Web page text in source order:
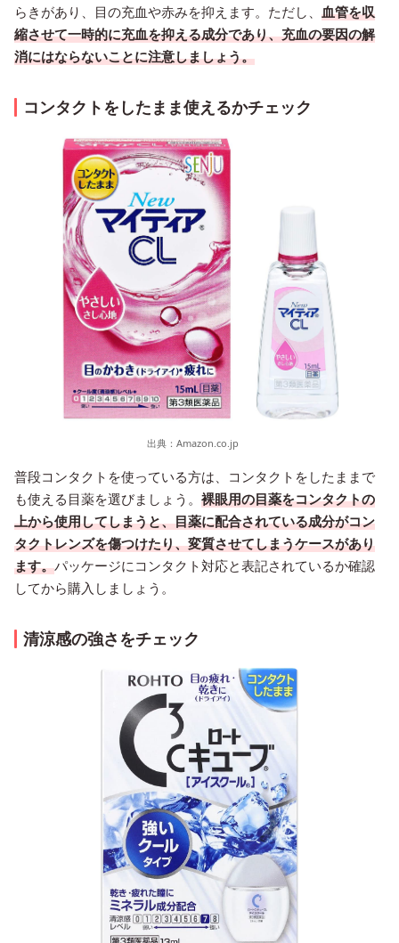
らきがあり、目の充血や赤みを抑えます。ただし、 血管を収
縮させて一時的に充血を抑える成分であり、充血の要因の解
消にはならないことに注意しましょう。
コンタクトをしたまま使えるかチェック
出典： Amazon.co.jp
普段コンタクトを使っている方は、コンタクトをしたままで
も使える目薬を選びましょう。 裸眼用の目薬をコンタクトの
上から使用してしまうと、目薬に配合されている成分がコン
タクトレンズを傷つけたり、変質させてしまうケースがあり
ます。パッケージにコンタクト対応と表記されているか確認
してから購入しましょう。
清涼感の強さをチェック